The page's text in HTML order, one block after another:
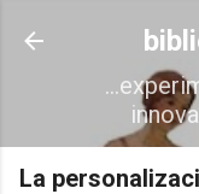
Ir al
La